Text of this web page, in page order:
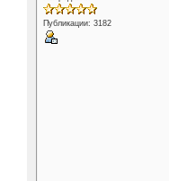
Публикации: 3182